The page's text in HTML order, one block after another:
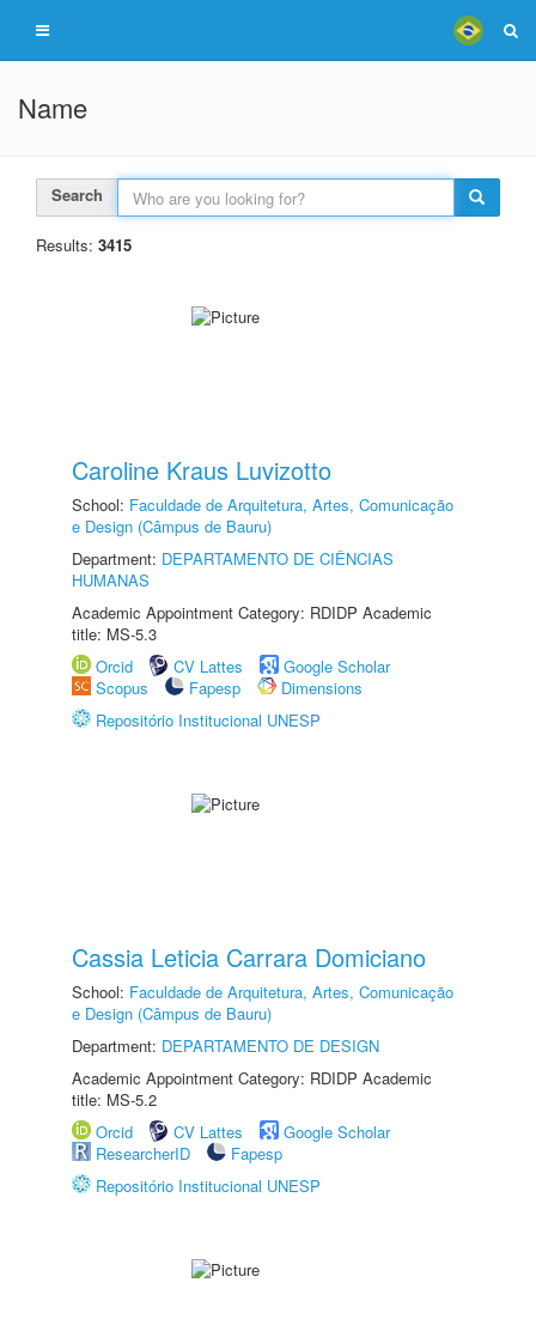
Name
Search
Results: 3415
Caroline Kraus Luvizotto
School: Faculdade de Arquitetura, Artes, Comunicação
e Design (Câmpus de Bauru)
Department: DEPARTAMENTO DE CIÊNCIAS
HUMANAS
Academic Appointment Category: RDIDP Academic
title: MS-5.3
Orcid
CV Lattes
Google Scholar
Scopus
Fapesp
Dimensions
Repositório Institucional UNESP
Cassia Leticia Carrara Domiciano
School: Faculdade de Arquitetura, Artes, Comunicação
e Design (Câmpus de Bauru)
Department: DEPARTAMENTO DE DESIGN
Academic Appointment Category: RDIDP Academic
title: MS-5.2
Orcid
CV Lattes
Google Scholar
ResearcherID
Fapesp
Repositório Institucional UNESP